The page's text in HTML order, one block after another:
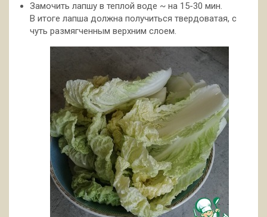
Замочить лапшу в теплой воде ~ на 15-30 мин.
В итоге лапша должна получиться твердоватая, с
чуть размягченным верхним слоем.